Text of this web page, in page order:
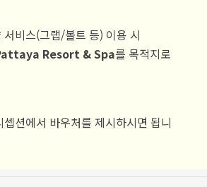
비스(그랩/볼트 등) 이용 시
Resort & Spa를 목적지로
션에서 바우처를 제시하시면 됩니